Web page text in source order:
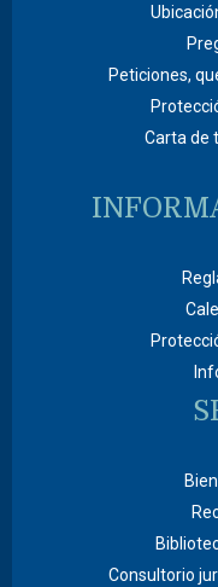
Peticiones,
Carta de
Consultorio